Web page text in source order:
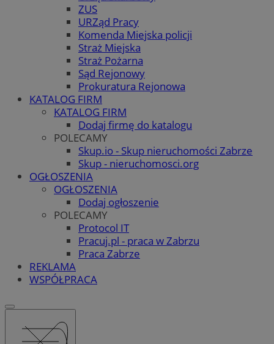
ZUS
URZąd Pracy
Komenda Miejska policji
Straż Miejska
Straż Pożarna
Sąd Rejonowy
Prokuratura Rejonowa
KATALOG FIRM
KATALOG FIRM
Dodaj firmę do katalogu
POLECAMY
Skup.io - Skup nieruchomości Zabrze
Skup - nieruchomosci.org
OGŁOSZENIA
OGŁOSZENIA
Dodaj ogłoszenie
POLECAMY
Protocol IT
Pracuj.pl - praca w Zabrzu
Praca Zabrze
REKLAMA
WSPÓŁPRACA